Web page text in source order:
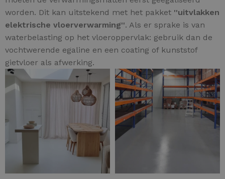
worden. Dit kan uitstekend met het pakket ''uitvlakken
elektrische vloerverwarming''. Als er sprake is van
waterbelasting op het vloeroppervlak: gebruik dan de
vochtwerende egaline en een coating of kunststof
gietvloer als afwerking.